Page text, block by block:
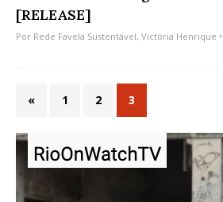
[RELEASE]
Por Rede Favela Sustentável, Victória Henrique
« 1 2 3